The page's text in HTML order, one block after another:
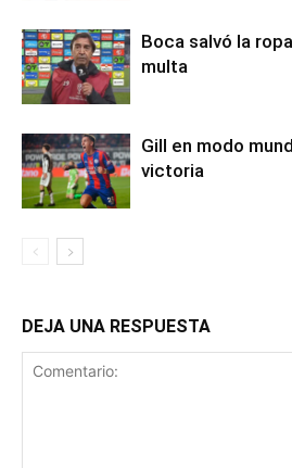
Boca salvó la
multa
Gill en modo
victoria
DEJA UNA RESPUESTA